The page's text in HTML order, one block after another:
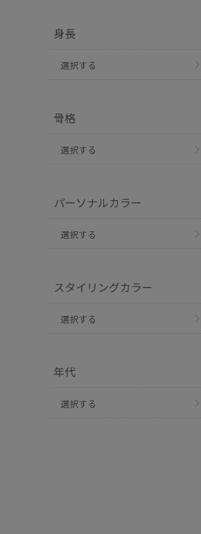
身長
選択する
骨格
選択する
パーソナルカラー
選択する
スタイリングカラー
選択する
年代
選択する